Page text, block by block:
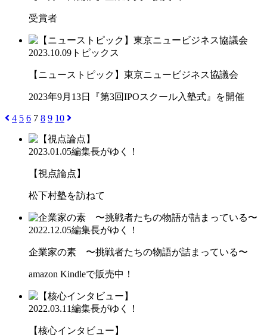
受賞者
2023.10.09 トピックス
【ニューストピック】東京ニュービジネス協議会
2023年9月13日『第3回IPOスクール入塾式』を開催
4 5 6 7 8 9 10
2023.01.05編集長がゆく！
【視点論点】
松下村塾を訪ねて
2022.12.05編集長がゆく！
企業家の素 〜挑戦者たちの物語が詰まっている〜
amazon Kindleで販売中！
2022.03.11編集長がゆく！
【核心インタビュー】